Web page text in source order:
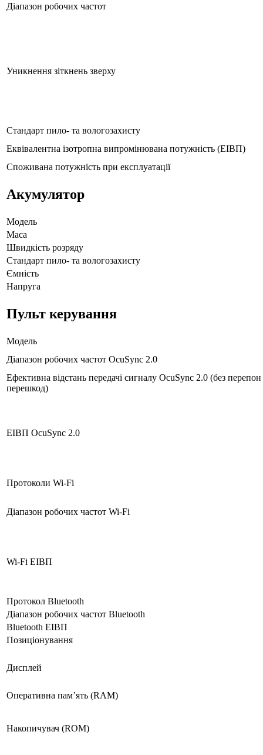
Діапазон робочих частот
Уникнення зіткнень зверху
Стандарт пило- та вологозахисту
Еквівалентна ізотропна випромінювана потужність (ЕІВП)
Споживана потужність при експлуатації
Акумулятор
Модель
Маса
Швидкість розряду
Стандарт пило- та вологозахисту
Ємність
Напруга
Пульт керування
Модель
Діапазон робочих частот OcuSync 2.0
Ефективна відстань передачі сигналу OcuSync 2.0 (без перепон
перешкод)
ЕІВП OcuSync 2.0
Протоколи Wi-Fi
Діапазон робочих частот Wi-Fi
Wi-Fi ЕІВП
Протокол Bluetooth
Діапазон робочих частот Bluetooth
Bluetooth ЕІВП
Позиціонування
Дисплей
Оперативна пам’ять (RAM)
Накопичувач (ROM)